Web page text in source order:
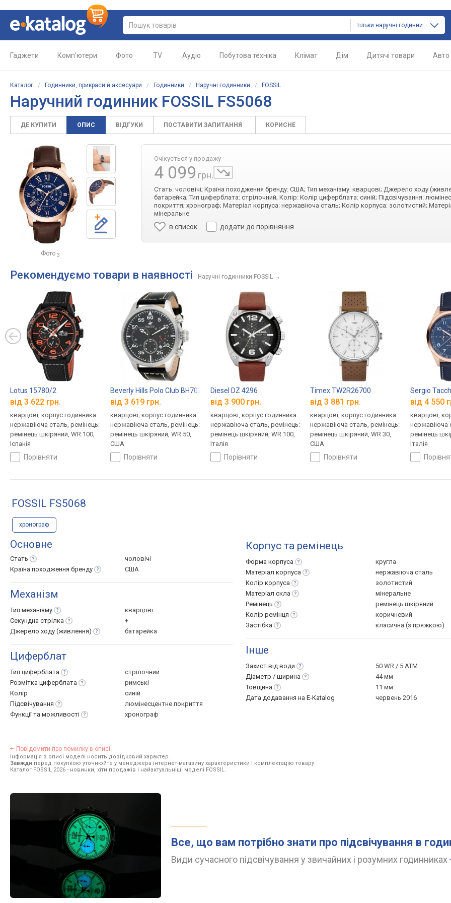
тільки наручні годинники
Гаджети Комп'ютери Фото TV Аудіо Побутова техніка Клімат Дім Дитячі товари Авто
Каталог / Годинники, прикраси й аксесуари / Годинники / Наручні годинники / FOSSIL
Наручний годинник FOSSIL FS5068
ДЕ КУПИТИ ОПИС ВІДГУКИ ПОСТАВИТИ ЗАПИТАННЯ КОРИСНЕ
Фото 3
Очікується у продажу
4 099 грн.
Стать: чоловічі; Країна походження бренду: США; Тип механізму: кварцові; Джерело ходу
батарейка; Тип циферблата: стрілочний; Колір: Колір циферблата: синій; Підсвічування:
покриття; хронограф; Матеріал корпуса: нержавіюча сталь; Колір корпуса: золотистий;
мінеральне
в список додати до порівняння
Рекомендуємо товари в наявності Наручні годинники FOSSIL →
Lotus 15780/2
від 3 622 грн.
кварцові, корпус годинника
нержавіюча сталь, ремінець:
ремінець шкіряний, WR 100,
Іспанія
порівняти
Beverly Hills Polo Club BH7020-02
від 3 619 грн.
кварцові, корпус годинника
нержавіюча сталь, ремінець:
ремінець шкіряний, WR 50,
США
порівняти
Diesel DZ 4296
від 3 900 грн.
кварцові, корпус годинника
нержавіюча сталь, ремінець:
ремінець шкіряний, WR 100,
Італія
порівняти
Timex TW2R26700
від 3 881 грн.
кварцові, корпус годинника
нержавіюча сталь, ремінець:
ремінець шкіряний, WR 30,
США
порівняти
Sergio
від 4 550
кварцові,
нержавіюча
ремінець
Італія
FOSSIL FS5068
хронограф
Основне
Стать
чоловічі
Країна походження бренду США
Механізм
Тип механізму
кварцові
Секундна стрілка
+
Джерело ходу (живлення) батарейка
Циферблат
Тип циферблата
стрілочний
Розмітка циферблата
римські
Колір
синій
Підсвічування
люмінесцентне покриття
Функції та можливості хронограф
Корпус та ремінець
Форма корпуса
кругла
Матеріал корпуса
нержавіюча сталь
Колір корпуса
золотистий
Матеріал скла
мінеральне
Ремінець
ремінець шкіряний
Колір ремінця
коричневий
Застібка
класична (з пряжкою)
Інше
Захист від води
50 WR / 5 ATM
Діаметр / ширина
44 мм
Товщина
11 мм
Дата додавання на E-Katalog
червень 2016
Повідомити про помилку в описі
Інформація в описі моделі носить довідковий характер.
Завжди перед покупкою уточнюйте у менеджера інтернет-магазину характеристики і комплектацію товару
Каталог FOSSIL 2026 - новинки, хіти продажів і найактуальніші моделі FOSSIL.
Все, що вам потрібно знати про підсвічування в
Види сучасного підсвічування у звичайних і розумних годинниках